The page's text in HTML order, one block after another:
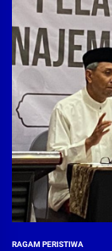
RAGAM PERISTIWA